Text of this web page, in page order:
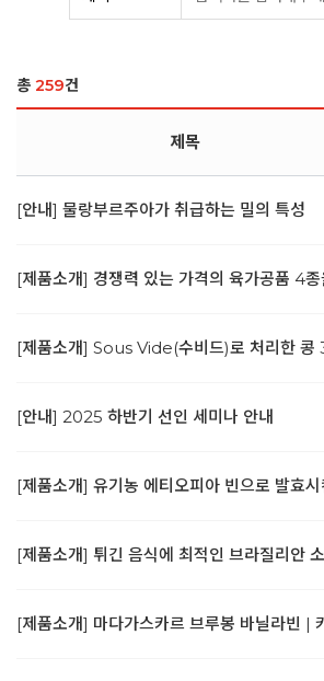
총 259건
제목
[안내] 물랑부르주아가 취급하는 밀의 특성
[안내] 2025 하반기 선인 세미나 안내